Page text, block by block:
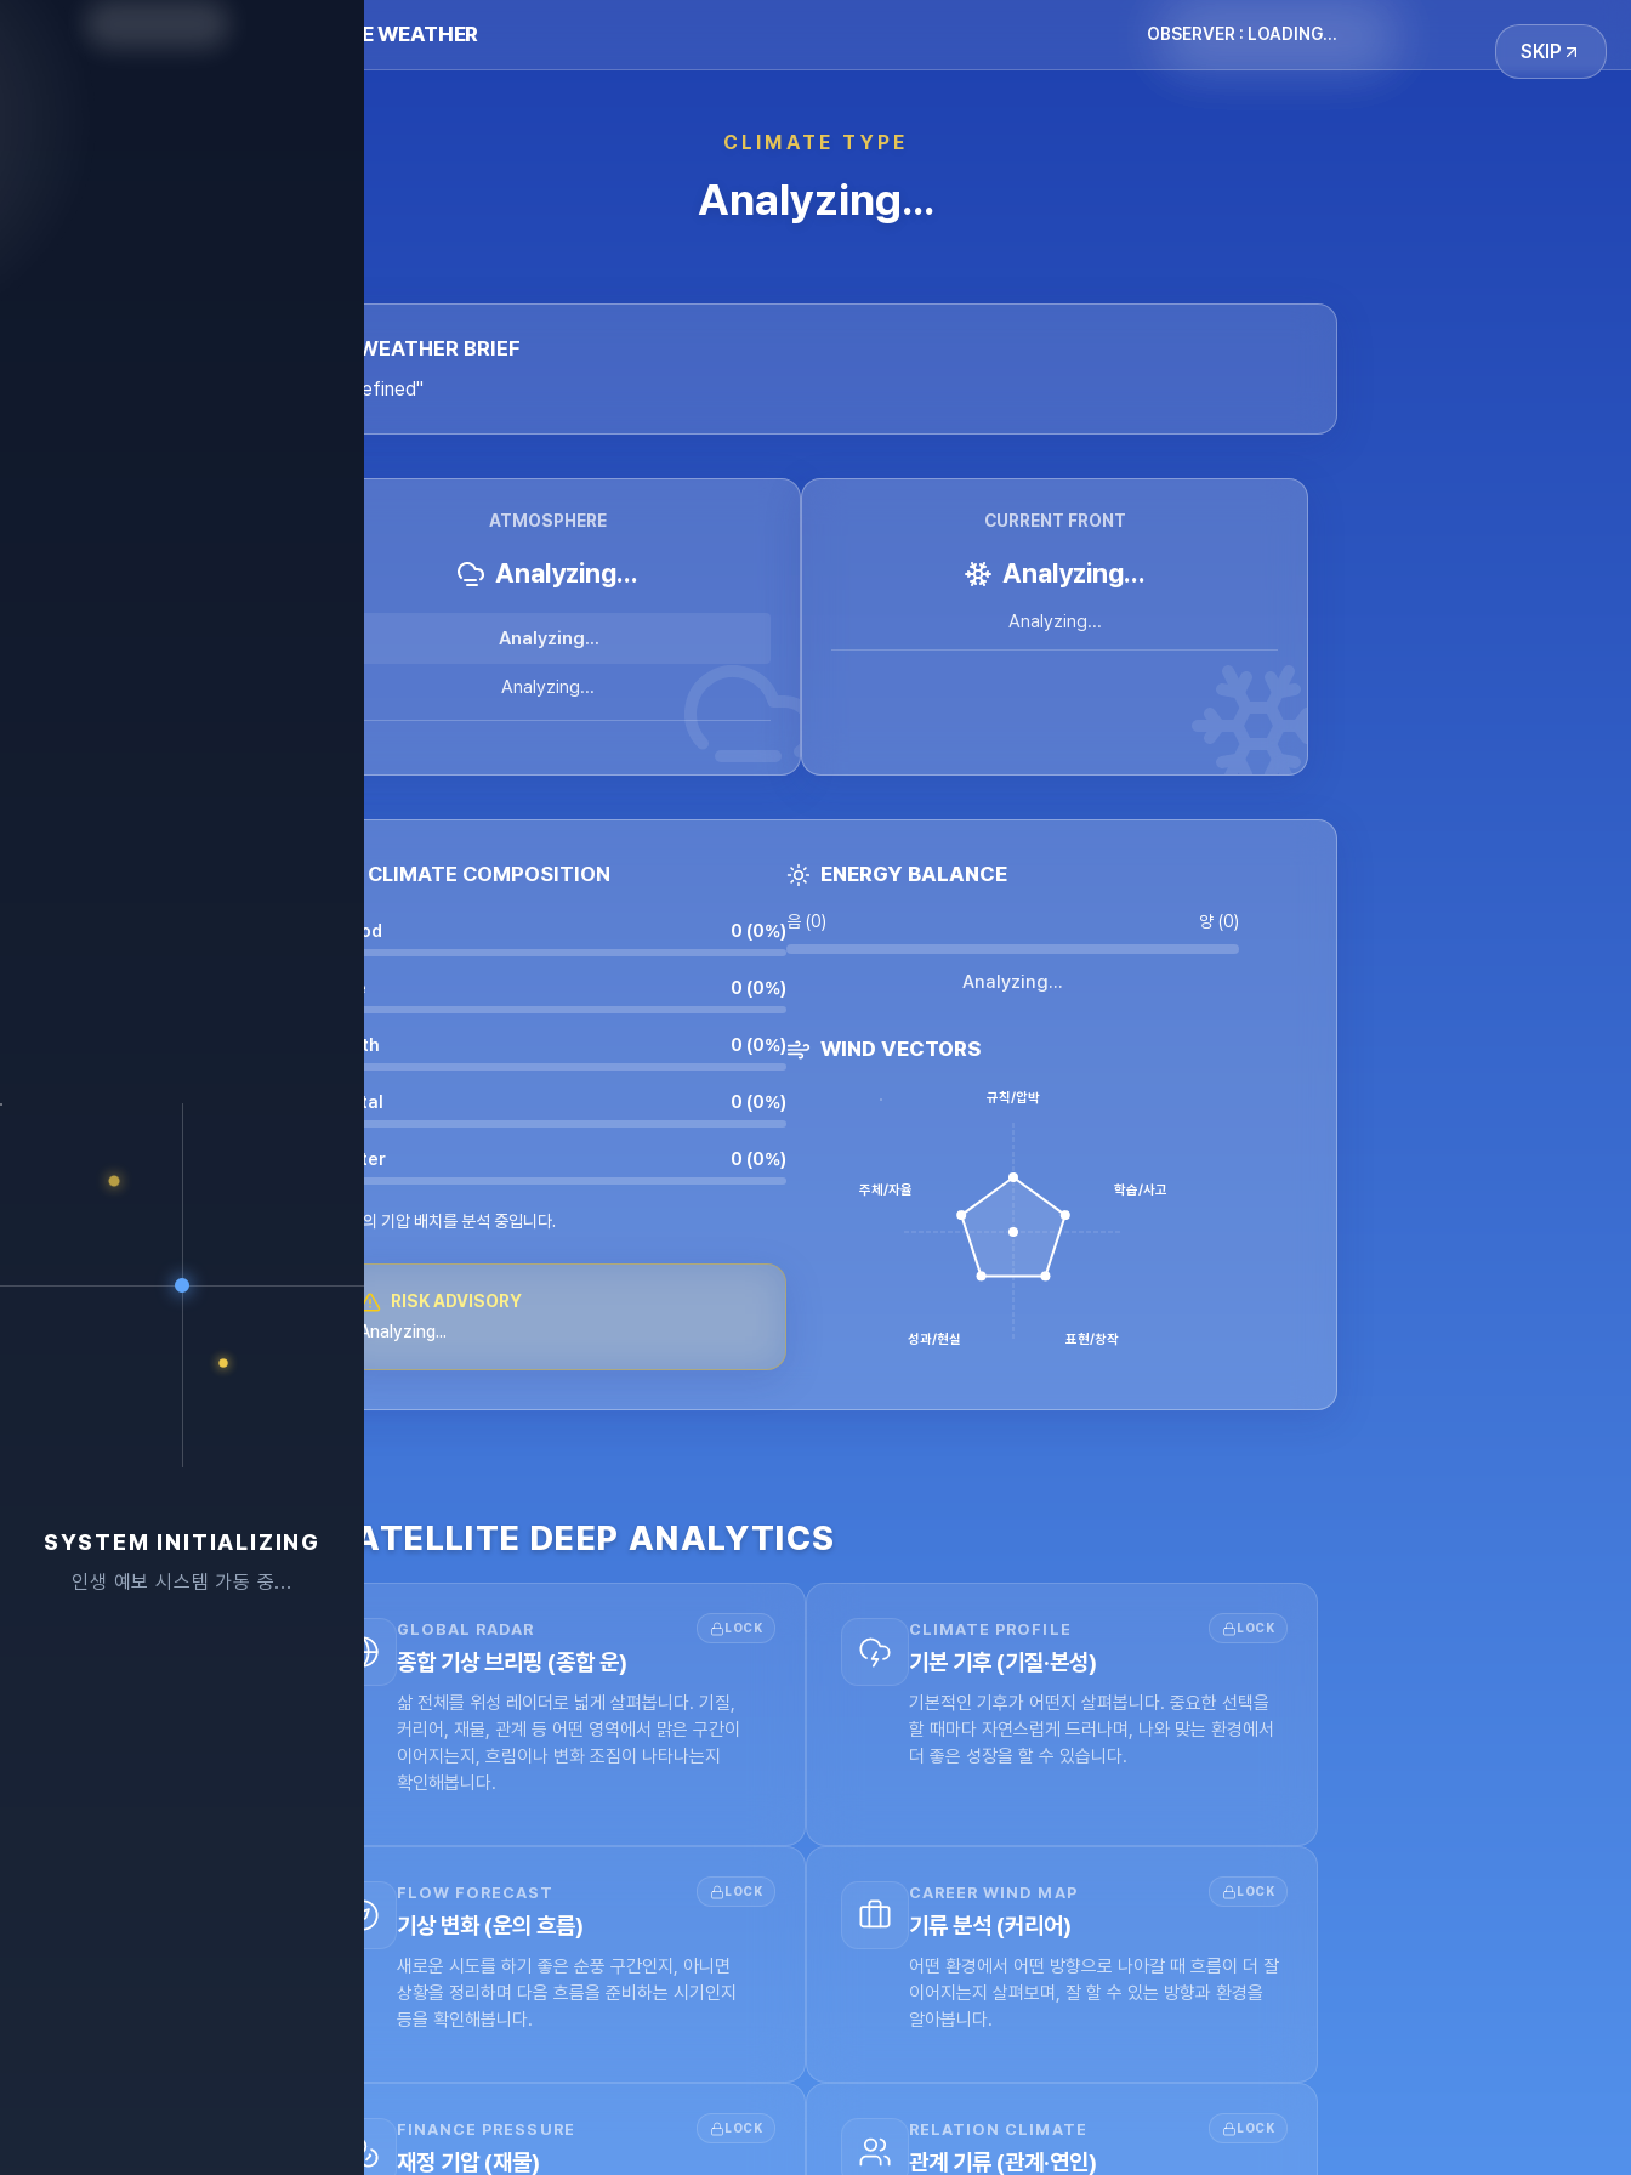
SKIP
SYSTEM INITIALIZING
인생 예보 시스템 가동 중...
LIFE WEATHER OBSERVER : LOADING...
CLIMATE TYPE
Analyzing...
WEATHER BRIEF
"undefined"
ATMOSPHERE
Analyzing...
Analyzing...
Analyzing...
CURRENT FRONT
Analyzing...
Analyzing...
CLIMATE COMPOSITION
Wood 0 (0%)
Fire 0 (0%)
Earth 0 (0%)
Metal 0 (0%)
Water 0 (0%)
오행의 기압 배치를 분석 중입니다.
RISK ADVISORY
Analyzing...
ENERGY BALANCE
음 (0) 양 (0)
Analyzing...
WIND VECTORS
규칙/압박
학습/사고
표현/창작
성과/현실
주체/자율
SATELLITE DEEP ANALYTICS
GLOBAL RADAR
종합 기상 브리핑 (종합 운)
삶 전체를 위성 레이더로 넓게 살펴봅니다. 기질,
커리어, 재물, 관계 등 어떤 영역에서 맑은 구간이
이어지는지, 흐림이나 변화 조짐이 나타나는지
확인해봅니다.
LOCK CLIMATE PROFILE
기본 기후 (기질·본성)
기본적인 기후가 어떤지 살펴봅니다. 중요한 선택을
할 때마다 자연스럽게 드러나며, 나와 맞는 환경에서
더 좋은 성장을 할 수 있습니다.
LOCK
FLOW FORECAST
기상 변화 (운의 흐름)
새로운 시도를 하기 좋은 순풍 구간인지, 아니면
상황을 정리하며 다음 흐름을 준비하는 시기인지
등을 확인해봅니다.
LOCK CAREER WIND MAP
기류 분석 (커리어)
어떤 환경에서 어떤 방향으로 나아갈 때 흐름이 더 잘
이어지는지 살펴보며, 잘 할 수 있는 방향과 환경을
알아봅니다.
LOCK
FINANCE PRESSURE
재정 기압 (재물)
LOCK RELATION CLIMATE
관계 기류 (관계·연인)
LOCK